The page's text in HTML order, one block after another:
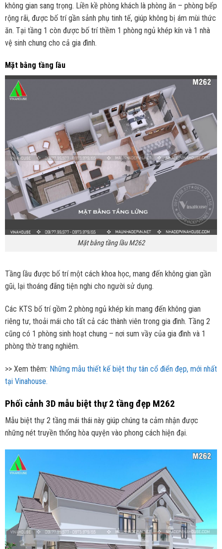
không gian sang trọng. Liền kề phòng khách là phòng ăn – phòng bếp
rộng rãi, được bố trí gần sảnh phụ tinh tế, giúp không bị ám mùi thức
ăn. Tại tầng 1 còn được bố trí thềm 1 phòng ngủ khép kín và 1 nhà
vệ sinh chung cho cả gia đình.
Mặt bằng tầng lầu
Mặt bằng tầng lầu M262
Tầng lầu được bố trí một cách khoa học, mang đến không gian gần
gũi, lại thoáng đãng tiện nghi cho người sử dụng.
Các KTS bố trí gồm 2 phòng ngủ khép kín mang đến không gian
riêng tư, thoải mái cho tất cả các thành viên trong gia đình. Tầng 2
cũng có 1 phòng sinh hoạt chung – nơi sum vầy của gia đình và 1
phòng thờ trang nghiêm.
>> Xem thêm: Những mẫu thiết kế biệt thự tân cổ điển đẹp, mới nhất
tại Vinahouse.
Phối cảnh 3D mẫu biệt thự 2 tầng đẹp M262
Mẫu biệt thự 2 tầng mái thái này giúp chúng ta cảm nhận được
những nét truyền thống hòa quyện vào phong cách hiện đại.